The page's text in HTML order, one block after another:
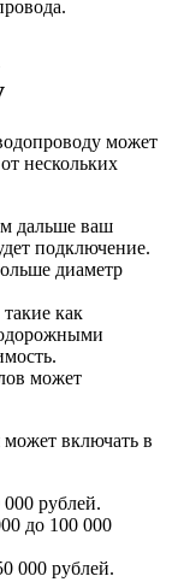
может
нескольких
дальше ваш
подключение.
диаметр
как
может
включать в
рублей.
до 100 000
000 рублей.